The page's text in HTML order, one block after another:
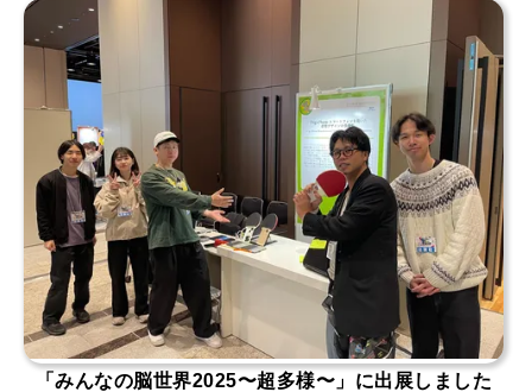
「みんなの脳世界2025〜超多様〜」に出展しました